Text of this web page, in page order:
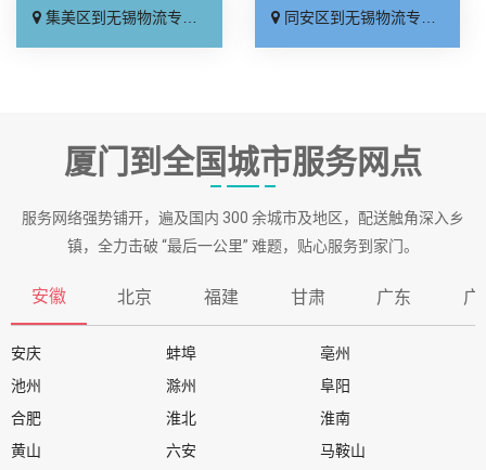
集美区到无锡物流专线_价位合理「资质齐全」 同安区到无锡物流专线_定点发车「实时跟踪 」
厦门到全国城市服务网点
服务网络强势铺开，遍及国内 300 余城市及地区，配送触角深入乡
镇，全力击破 “最后一公里” 难题，贴心服务到家门。
安徽 北京 福建 甘肃 广东 广
安庆 蚌埠
亳州
池州
滁州
阜阳
合肥
淮北
淮南
黄山
六安
马鞍山